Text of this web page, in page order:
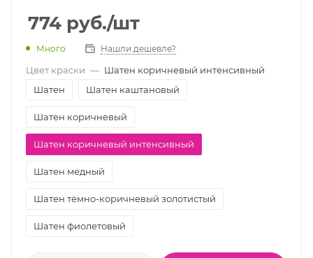
774 руб./шт
Много Нашли дешевле?
Цвет краски — Шатен коричневый интенсивный
Шатен
Шатен каштановый
Шатен коричневый
Шатен коричневый интенсивный
Шатен медный
Шатен тёмно-коричневый золотистый
Шатен фиолетовый